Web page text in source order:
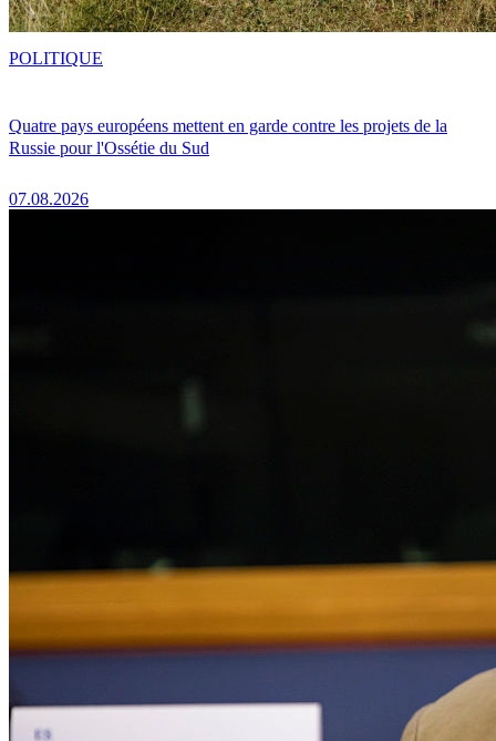
Quatre pays européens mettent en garde contre les projets de la
Russie pour l'Ossétie du Sud
07.08.2026
POLITIQUE